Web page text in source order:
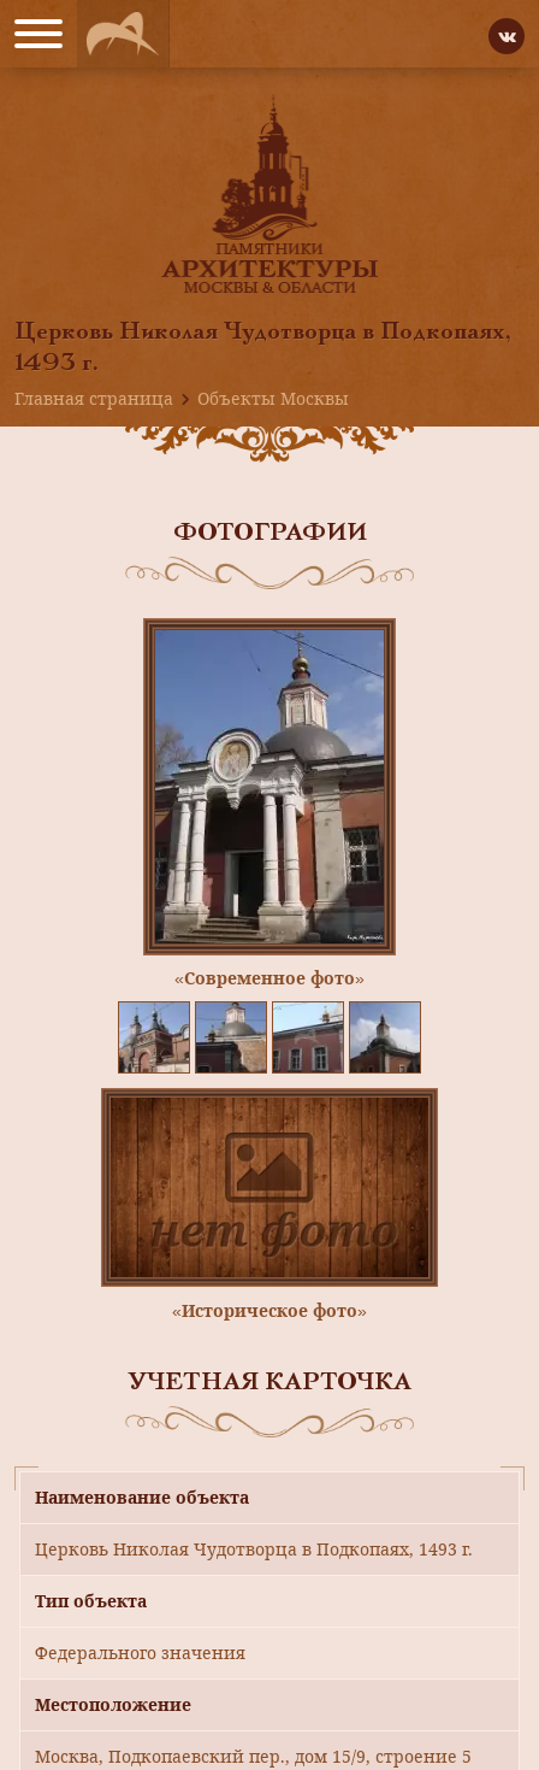
Церковь Николая Чудотворца в Подкопаях,
1493 г.
Главная страница
Объекты Москвы
ФОТОГРАФИИ
«Современное фото»
«Историческое фото»
УЧЕТНАЯ КАРТОЧКА
Наименование объекта
Церковь Николая Чудотворца в Подкопаях, 1493 г.
Тип объекта
Федерального значения
Местоположение
Москва, Подкопаевский пер., дом 15/9, строение 5